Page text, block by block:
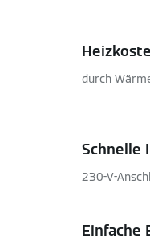
durch
Schnelle
230-V-
Einfache